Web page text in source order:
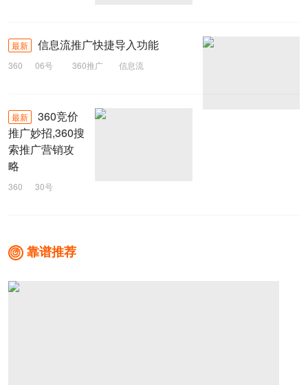
最新 信息流推广快捷导入功能
360 06号 360推广 信息流
最新
360竞价
推广妙招,360搜
索推广营销攻
略
360
30号
 靠谱推荐